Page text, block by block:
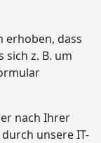
erhoben, dass
sich z. B. um
nach Ihrer
unsere IT-